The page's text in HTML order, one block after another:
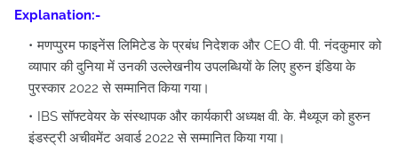
Explanation:-
मणप्पुरम फाइनेंस लिमिटेड के प्रबंध निदेशक और CEO वी. पी. नंदकुमार को
व्यापार की दुनिया में उनकी उल्लेखनीय उपलब्धियों के लिए हुरुन इंडिया के
पुरस्कार 2022 से सम्मानित किया गया।
IBS सॉफ्टवेयर के संस्थापक और कार्यकारी अध्यक्ष वी. के. मैथ्यूज को हुरुन
इंडस्ट्री अचीवमेंट अवार्ड 2022 से सम्मानित किया गया।